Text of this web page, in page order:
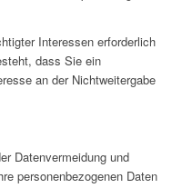
Interessen erforderlich
dass Sie ein
an der Nichtweitergabe
Datenvermeidung und
personenbezogenen Daten